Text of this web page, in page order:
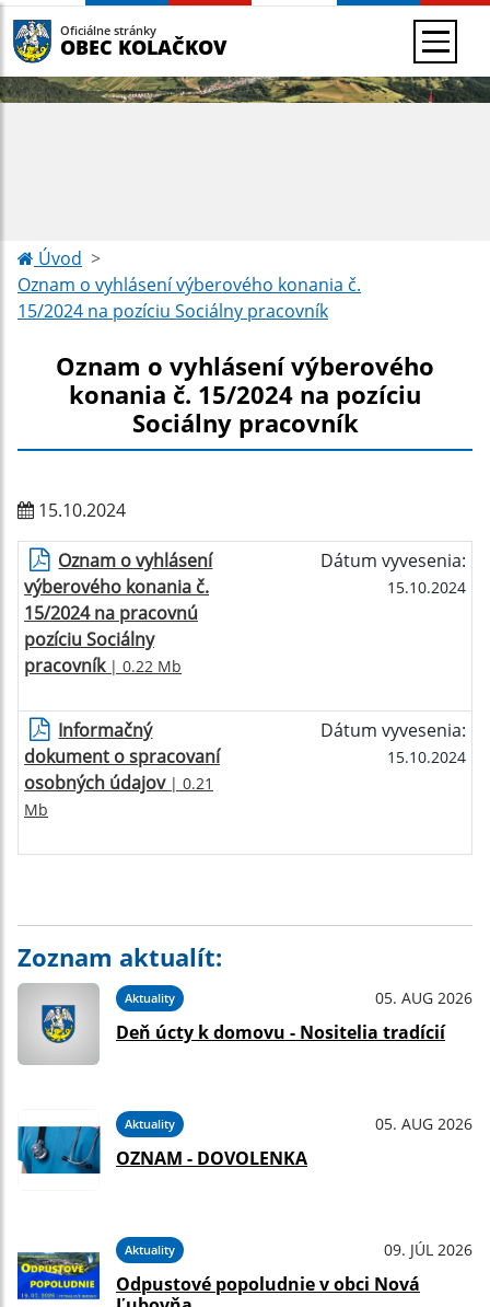
Oficiálne stránky
OBEC KOLAČKOV
Úvod
Oznam o vyhlásení výberového konania č.
15/2024 na pozíciu Sociálny pracovník
Oznam o vyhlásení výberového
konania č. 15/2024 na pozíciu
Sociálny pracovník
15.10.2024
Oznam o vyhlásení
výberového konania č.
15/2024 na pracovnú
pozíciu Sociálny
pracovník| 0.22 Mb
Dátum vyvesenia:
15.10.2024
Informačný
dokument o spracovaní
osobných údajov| 0.21
Mb
Dátum vyvesenia:
15.10.2024
Zoznam aktualít:
Aktuality 05. AUG 2026
Deň úcty k domovu - Nositelia tradícií
Aktuality 05. AUG 2026
OZNAM - DOVOLENKA
Aktuality 09. JÚL 2026
Odpustové popoludnie v obci Nová